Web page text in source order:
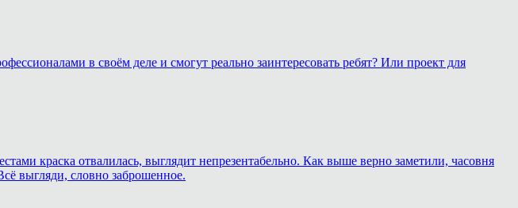
в своём деле и смогут реально заинтересовать ребят? Или проект для
краска отвалилась, выглядит непрезентабельно. Как выше верно заметили, часовня
выгляди, словно заброшенное.